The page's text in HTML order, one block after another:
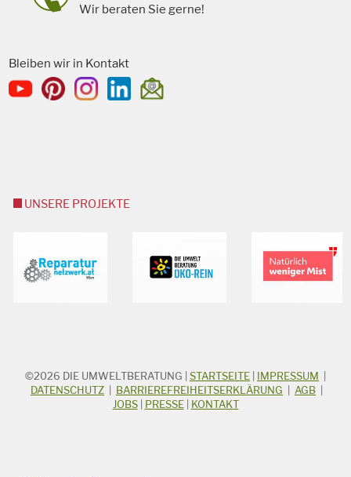
Wir beraten Sie gerne!
Bleiben wir in Kontakt
UNSERE PROJEKTE
STICHWORTSUCHE
Suchbegriff
©2026 DIE UMWELTBERATUNG STARTSEITE IMPRESSUM
DATENSCHUTZ
BARRIEREFREIHEITSERKLÄRUNG AGB
JOBS| PRESSE| KONTAKT